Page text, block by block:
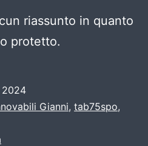
riassunto in quanto
protetto.
2024
Gianni, tab75spo,